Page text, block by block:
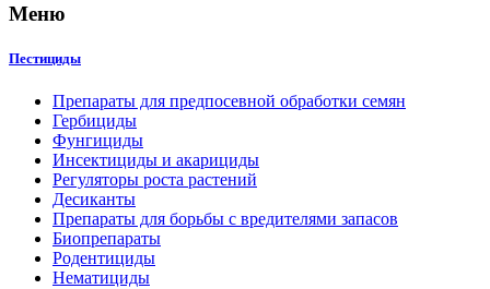
Меню
Пестициды
Препараты для предпосевной обработки семян
Гербициды
Фунгициды
Инсектициды и акарициды
Регуляторы роста растений
Десиканты
Препараты для борьбы с вредителями запасов
Биопрепараты
Родентициды
Нематициды